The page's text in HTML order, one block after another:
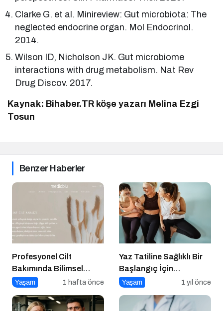
Clarke G. et al. Minireview: Gut microbiota: The
neglected endocrine organ. Mol Endocrinol.
2014.
Wilson ID, Nicholson JK. Gut microbiome
interactions with drug metabolism. Nat Rev
Drug Discov. 2017.
Kaynak: Bihaber.TR köşe yazarı Melina Ezgi
Tosun
Benzer Haberler
Profesyonel Cilt
Bakımında Bilimsel
Yaklaşımın Önemi
Yaşam 1 hafta önce
Yaz Tatiline Sağlıklı Bir
Başlangıç İçin
Beslenme
Yaşam 1 yıl önce